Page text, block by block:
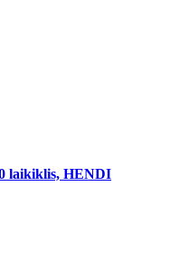
laikiklis, HENDI